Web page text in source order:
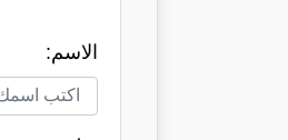
الاسم: